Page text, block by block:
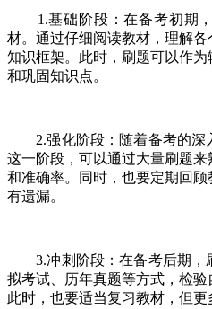
1.基础阶段：在备考初期，
材。通过仔细阅读教材，理解
知识框架。此时，刷题可以作
和巩固知识点。
2.强化阶段：随着备考的深
这一阶段，可以通过大量刷题
和准确率。同时，也要定期回
有遗漏。
3.冲刺阶段：在备考后期，
拟考试、历年真题等方式，检验
此时，也要适当复习教材，但更